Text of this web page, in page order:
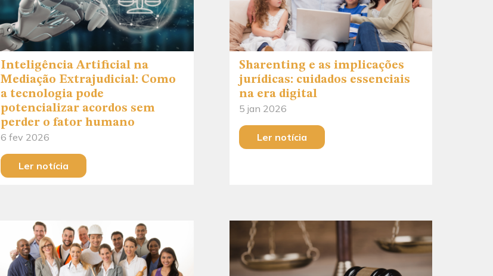
Inteligência Artificial na
Mediação Extrajudicial: Como
a tecnologia pode
potencializar acordos sem
perder o fator humano
6 fev 2026
Ler notícia
Sharenting e as implicações
jurídicas: cuidados essenciais
na era digital
5 jan 2026
Ler notícia